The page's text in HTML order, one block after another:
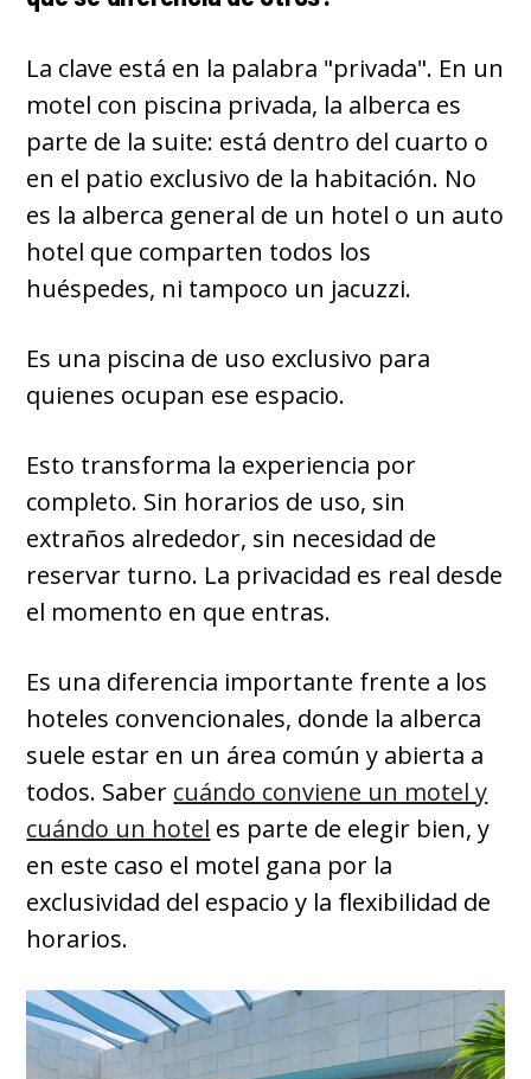
La clave está en la palabra "privada". En un
motel con piscina privada, la alberca es
parte de la suite: está dentro del cuarto o
en el patio exclusivo de la habitación. No
es la alberca general de un hotel o un auto
hotel que comparten todos los
huéspedes, ni tampoco un jacuzzi.
Es una piscina de uso exclusivo para
quienes ocupan ese espacio.
Esto transforma la experiencia por
completo. Sin horarios de uso, sin
extraños alrededor, sin necesidad de
reservar turno. La privacidad es real desde
el momento en que entras.
Es una diferencia importante frente a los
hoteles convencionales, donde la alberca
suele estar en un área común y abierta a
todos. Saber cuándo conviene un motel y
cuándo un hotel es parte de elegir bien, y
en este caso el motel gana por la
exclusividad del espacio y la flexibilidad de
horarios.